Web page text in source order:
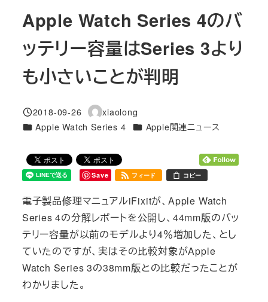
Apple Watch Series 4のバ
ッテリー容量はSeries 3より
も小さいことが判明
投稿日
2018-09-26
著
者
xiaolong
カテゴリー
Apple Watch Series 4 カテゴリー
Apple関連ニュース
Save フィード コピー
電子製品修理マニュアルiFixitが、Apple Watch
Series 4の分解レポートを公開し、44mm版のバッ
テリー容量が以前のモデルより4％増加した、とし
ていたのですが、実はその比較対象がApple
Watch Series 3の38mm版との比較だったことが
わかりました。